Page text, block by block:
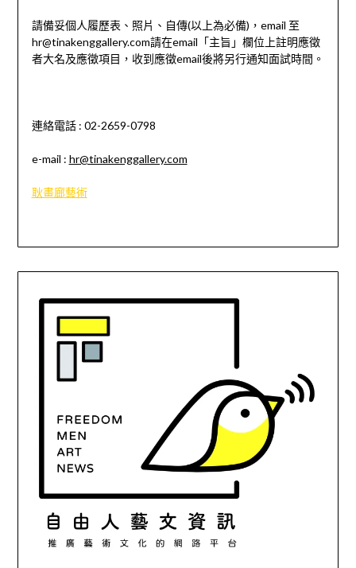
請備妥個人履歷表、照片、自傳(以上為必備) ， email 至
hr@tinakenggallery.com請在email 「主旨」欄位上註明應徵
者大名及應徵項目，收到應徵email後將另行通知面試時間。
連絡電話: 02-2659-0798
e-mail : hr@tinakenggallery.com
耿畫廊藝術